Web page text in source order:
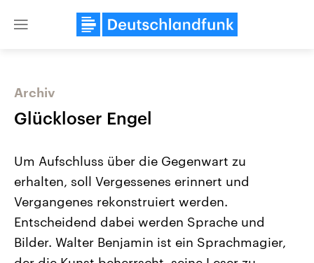
Close
Landtagswahl Sachsen-Anhalt
2026
USA
Archiv
Glückloser Engel
Um Aufschluss über die Gegenwart zu
erhalten, soll Vergessenes erinnert und
Vergangenes rekonstruiert werden.
Entscheidend dabei werden Sprache und
Bilder. Walter Benjamin ist ein Sprachmagier,